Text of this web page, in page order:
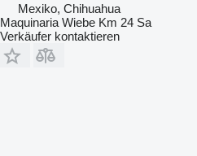
Mexiko, Chihuahua
Maquinaria Wiebe Km 24 Sa
Verkäufer kontaktieren